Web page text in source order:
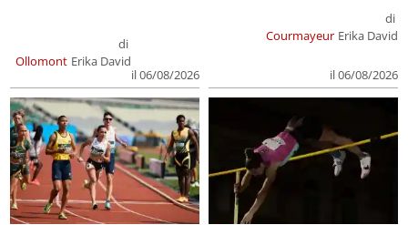
Ollomont
di
Erika David
il 06/08/2026
Courmayeur
di
Erika David
il 06/08/2026